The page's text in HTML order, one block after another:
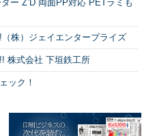
ー Z’D 両面PP対応 PETラミも
株）ジェイエンタープライズ
株式会社 下垣鉄工所
ック！